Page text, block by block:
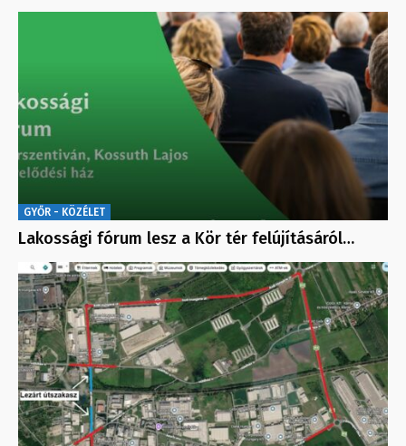
GYŐR - KÖZÉLET
Lakossági fórum lesz a Kör tér felújításáról…